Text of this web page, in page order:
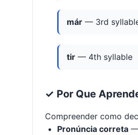
már — 3rd
tir — 4th syllable
✓ Por Que
Compreender como
Pronúncia correta —